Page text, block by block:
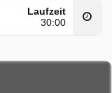
ihn bis auf die
wurden zum
Laufzeit
30:00